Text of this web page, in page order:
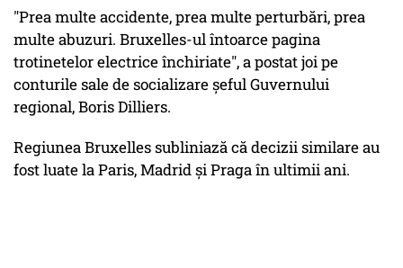
"Prea multe accidente, prea multe perturbări, prea
multe abuzuri. Bruxelles-ul întoarce pagina
trotinetelor electrice închiriate", a postat joi pe
conturile sale de socializare şeful Guvernului
regional, Boris Dilliers.
Regiunea Bruxelles subliniază că decizii similare au
fost luate la Paris, Madrid şi Praga în ultimii ani.